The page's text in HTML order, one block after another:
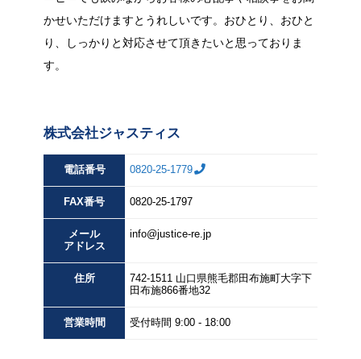
かせいただけますとうれしいです。おひとり、おひと
り、しっかりと対応させて頂きたいと思っておりま
す。
株式会社ジャスティス
電話番号 0820-25-1779
FAX番号 0820-25-1797
メール
アドレス
info@justice-re.jp
住所 742-1511 山口県熊毛郡田布施町大字下
田布施866番地32
営業時間 受付時間 9:00 - 18:00